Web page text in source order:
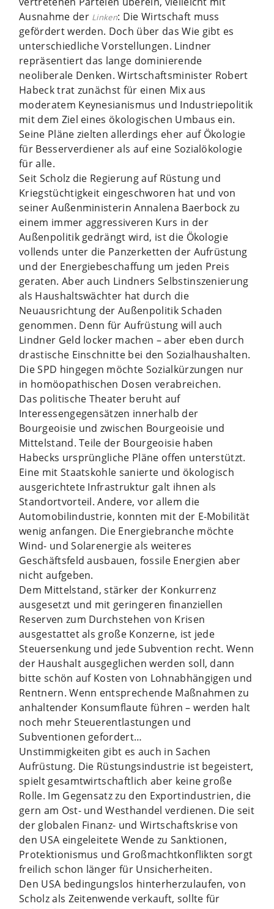
Ausnahme der Linken: Die Wirtschaft muss
gefördert werden. Doch über das Wie gibt es
unterschiedliche Vorstellungen. Lindner
repräsentiert das lange dominierende
neoliberale Denken. Wirtschaftsminister Robert
Habeck trat zunächst für einen Mix aus
moderatem Keynesianismus und Industriepolitik
mit dem Ziel eines ökologischen Umbaus ein.
Seine Pläne zielten allerdings eher auf Ökologie
für Besserverdiener als auf eine Sozialökologie
für alle.
Seit Scholz die Regierung auf Rüstung und
Kriegstüchtigkeit eingeschworen hat und von
seiner Außenministerin Annalena Baerbock zu
einem immer aggressiveren Kurs in der
Außenpolitik gedrängt wird, ist die Ökologie
vollends unter die Panzerketten der Aufrüstung
und der Energiebeschaffung um jeden Preis
geraten. Aber auch Lindners Selbstinszenierung
als Haushaltswächter hat durch die
Neuausrichtung der Außenpolitik Schaden
genommen. Denn für Aufrüstung will auch
Lindner Geld locker machen – aber eben durch
drastische Einschnitte bei den Sozialhaushalten.
Die SPD hingegen möchte Sozialkürzungen nur
in homöopathischen Dosen verabreichen.
Das politische Theater beruht auf
Interessengegensätzen innerhalb der
Bourgeoisie und zwischen Bourgeoisie und
Mittelstand. Teile der Bourgeoisie haben
Habecks ursprüngliche Pläne offen unterstützt.
Eine mit Staatskohle sanierte und ökologisch
ausgerichtete Infrastruktur galt ihnen als
Standortvorteil. Andere, vor allem die
Automobilindustrie, konnten mit der E-Mobilität
wenig anfangen. Die Energiebranche möchte
Wind- und Solarenergie als weiteres
Geschäftsfeld ausbauen, fossile Energien aber
nicht aufgeben.
Dem Mittelstand, stärker der Konkurrenz
ausgesetzt und mit geringeren finanziellen
Reserven zum Durchstehen von Krisen
ausgestattet als große Konzerne, ist jede
Steuersenkung und jede Subvention recht. Wenn
der Haushalt ausgeglichen werden soll, dann
bitte schön auf Kosten von Lohnabhängigen und
Rentnern. Wenn entsprechende Maßnahmen zu
anhaltender Konsumflaute führen – werden halt
noch mehr Steuerentlastungen und
Subventionen gefordert…
Unstimmigkeiten gibt es auch in Sachen
Aufrüstung. Die Rüstungsindustrie ist begeistert,
spielt gesamtwirtschaftlich aber keine große
Rolle. Im Gegensatz zu den Exportindustrien, die
gern am Ost- und Westhandel verdienen. Die seit
der globalen Finanz- und Wirtschaftskrise von
den USA eingeleitete Wende zu Sanktionen,
Protektionismus und Großmachtkonflikten sorgt
freilich schon länger für Unsicherheiten.
Den USA bedingungslos hinterherzulaufen, von
Scholz als Zeitenwende verkauft, sollte für